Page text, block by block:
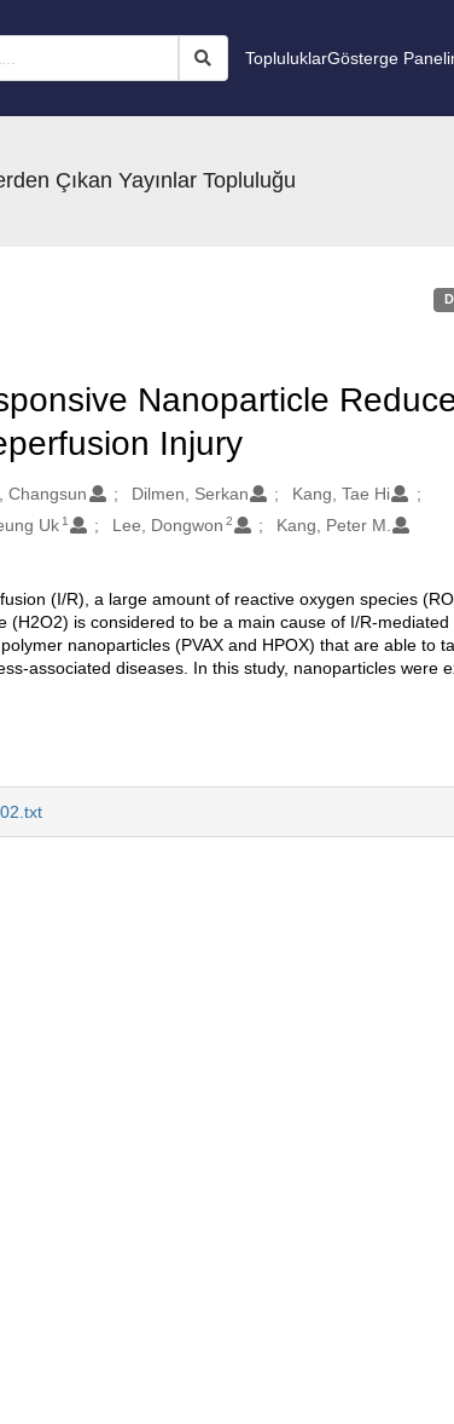
TopluluklarGösterge
Çıkan Yayınlar Topluluğu
Nanoparticle
Injury
Changsun Dilmen, Serkan
Kang, Tae Hi
Uk 1 Lee, Dongwon 2 Kang, Peter M.
(I/R), a large amount of reactive oxygen species
(H2O2) is considered to be a main cause of I/R-
nanoparticles (PVAX and HPOX) that are able to
associated diseases. In this study, nanoparticles were